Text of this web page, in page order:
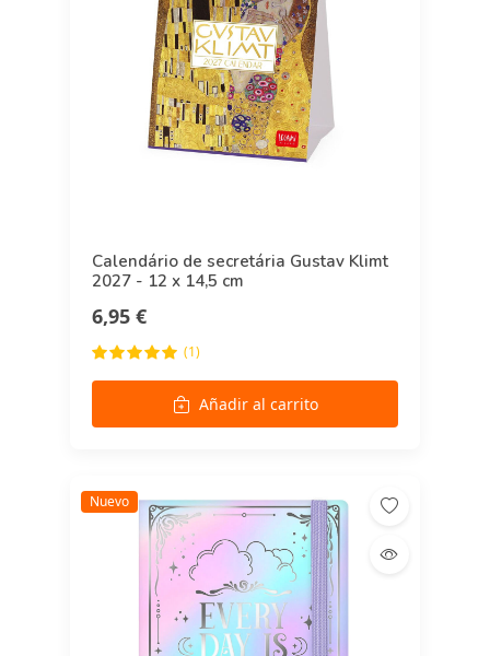
Calendário de secretária Gustav Klimt
2027 - 12 x 14,5 cm
6,95 €
(1)
Añadir al carrito
Nuevo